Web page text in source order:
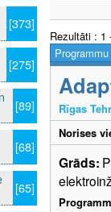
[373]
[275]
[89]
[68]
[65]
Rezultāti : 1
Rīgas
Norises
Grāds: